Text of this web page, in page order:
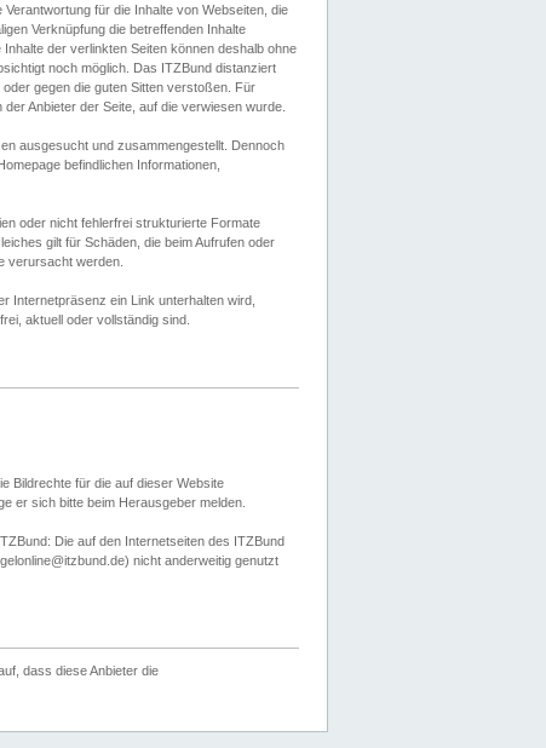
für die Inhalte von Webseiten, die
Verknüpfung die betreffenden Inhalte
der verlinkten Seiten können deshalb ohne
noch möglich. Das ITZBund distanziert
gegen die guten Sitten verstoßen. Für
Anbieter der Seite, auf die verwiesen wurde.
ausgesucht und zusammengestellt. Dennoch
befindlichen Informationen,
oder nicht fehlerfrei strukturierte Formate
gilt für Schäden, die beim Aufrufen oder
verursacht werden.
Internetpräsenz ein Link unterhalten wird,
aktuell oder vollständig sind.
Bildrechte für die auf dieser Website
er sich bitte beim Herausgeber melden.
Die auf den Internetseiten des ITZBund
nicht anderweitig genutzt
dass diese Anbieter die